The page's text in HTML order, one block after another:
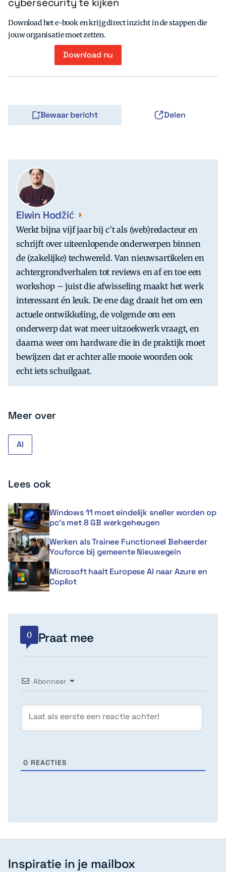
Download het e-book en krijg direct inzicht in de stappen die
jouw organisatie moet zetten.
Download nu
Bewaar bericht Delen
Elwin Hodžić
Werkt bijna vijf jaar bij c’t als (web)redacteur en
schrijft over uiteenlopende onderwerpen binnen
de (zakelijke) techwereld. Van nieuwsartikelen en
achtergrondverhalen tot reviews en af en toe een
workshop – juist die afwisseling maakt het werk
interessant én leuk. De ene dag draait het om een
actuele ontwikkeling, de volgende om een
onderwerp dat wat meer uitzoekwerk vraagt, en
daarna weer om hardware die in de praktijk moet
bewijzen dat er achter alle mooie woorden ook
echt iets schuilgaat.
Meer over
AI
Lees ook
Windows 11 moet eindelijk sneller worden op
pc’s met 8 GB werkgeheugen
Werken als Trainee Functioneel Beheerder
Youforce bij gemeente Nieuwegein
Microsoft haalt Europese AI naar Azure en
Copilot
0 Praat mee
Abonneer
0 REACTIES
Inspiratie in je mailbox